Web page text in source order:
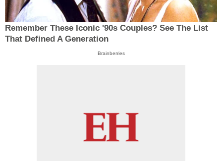
Remember These Iconic '90s Couples? See The List
That Defined A Generation
Brainberries